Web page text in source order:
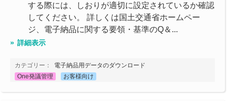
する際には、しおりが適切に設定されているか確認
してください。 詳しくは国土交通省ホームペー
ジ、電子納品に関する要領・基準のQ＆...
詳細表示
カテゴリー：
電子納品用データのダウンロード
One発議管理
お客様向け